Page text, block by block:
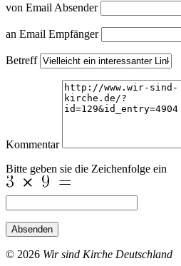
von Email Absender
an Email Empfänger
Betreff
Kommentar
Bitte geben sie die Zeichenfolge ein
Absenden
© 2026 Wir sind Kirche Deutschland